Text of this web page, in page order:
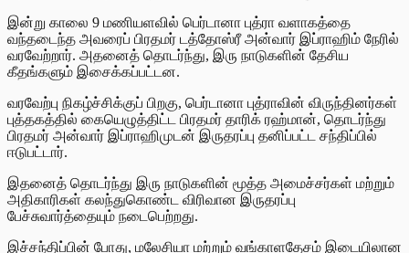
இன்று காலை 9 மணியளவில் பெர்டானா புத்ரா வளாகத்தை
வந்தடைந்த அவரைப் பிரதமர் டத்தோஸ்ரீ அன்வார் இப்ராஹிம் நேரில்
வரவேற்றார். அதனைத் தொடர்ந்து, இரு நாடுகளின் தேசிய
கீதங்களும் இசைக்கப்பட்டன.
வரவேற்பு நிகழ்ச்சிக்குப் பிறகு, பெர்டானா புத்ராவின் விருந்தினர்கள்
புத்தகத்தில் கையெழுத்திட்ட பிரதமர் தாரிக் ரஹ்மான், தொடர்ந்து
பிரதமர் அன்வார் இப்ராஹிமுடன் இருதரப்பு தனிப்பட்ட சந்திப்பில்
ஈடுபட்டார்.
இதனைத் தொடர்ந்து இரு நாடுகளின் மூத்த அமைச்சர்கள் மற்றும்
அதிகாரிகள் கலந்துகொண்ட விரிவான இருதரப்பு
பேச்சுவார்த்தையும் நடைபெற்றது.
இச்சந்திப்பின் போது, மலேசியா மற்றும் வங்காளதேசம் இடையிலான